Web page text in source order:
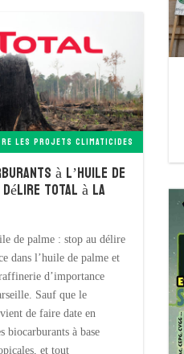
LES PROJETS CLIMATICIDES
à l’huile de
TOTAL à la
de palme : stop au délire
dans l’huile de palme et
d’importance
Sauf que le
de faire date en
biocarburants à base
et tout